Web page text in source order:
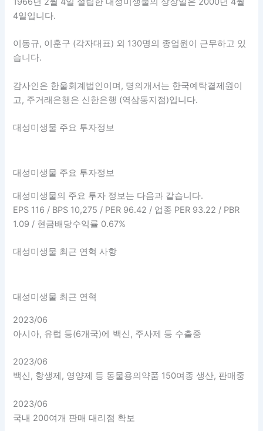
4일입니다.
이동규, 이훈구 (각자대표) 외 130명의 종업원이 근무하고 있
습니다.
감사인은 한울회계법인이며, 명의개서는 한국예탁결제원이
고, 주거래은행은 신한은행 (역삼동지점)입니다.
대성미생물 주요 투자정보
대성미생물 주요 투자정보
대성미생물의 주요 투자 정보는 다음과 같습니다.
EPS 116 / BPS 10,275 / PER 96.42 / 업종 PER 93.22 / PBR
1.09 / 현금배당수익률 0.67%
대성미생물 최근 연혁 사항
대성미생물 최근 연혁
2023/06
아시아, 유럽 등(6개국)에 백신, 주사제 등 수출중
2023/06
백신, 항생제, 영양제 등 동물용의약품 150여종 생산, 판매중
2023/06
국내 200여개 판매 대리점 확보